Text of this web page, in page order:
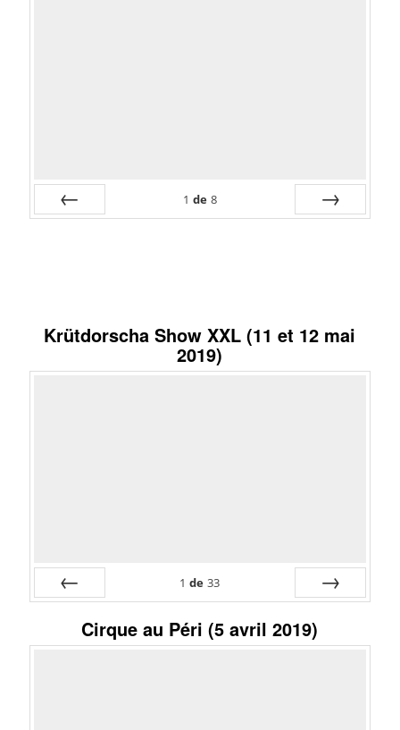
1 de 8
Krütdorscha Show XXL (11 et 12 mai
2019)
1 de 33
Cirque au Péri (5 avril 2019)